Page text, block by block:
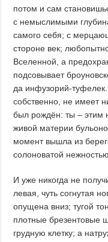
потом и сам
с немыслимыми
самого себя; с
стороне век;
Вселенной, а
подсовывает
да инфузорий-
собственно, не имеет
был рождён: ты – этим
живой материи
момент вышла из
солоноватой нежностью.
И уже никогда не
левая, чуть согнутая
опущена вниз; тугой
плотные брезентовые
грудную клетку; а